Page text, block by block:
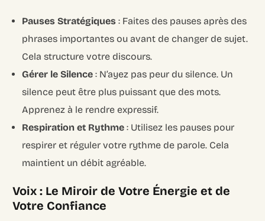
Pauses Stratégiques : Faites des pauses après des
phrases importantes ou avant de changer de sujet.
Cela structure votre discours.
Gérer le Silence : N’ayez pas peur du silence. Un
silence peut être plus puissant que des mots.
Apprenez à le rendre expressif.
Respiration et Rythme : Utilisez les pauses pour
respirer et réguler votre rythme de parole. Cela
maintient un débit agréable.
Voix : Le Miroir de Votre Énergie et de
Votre Confiance